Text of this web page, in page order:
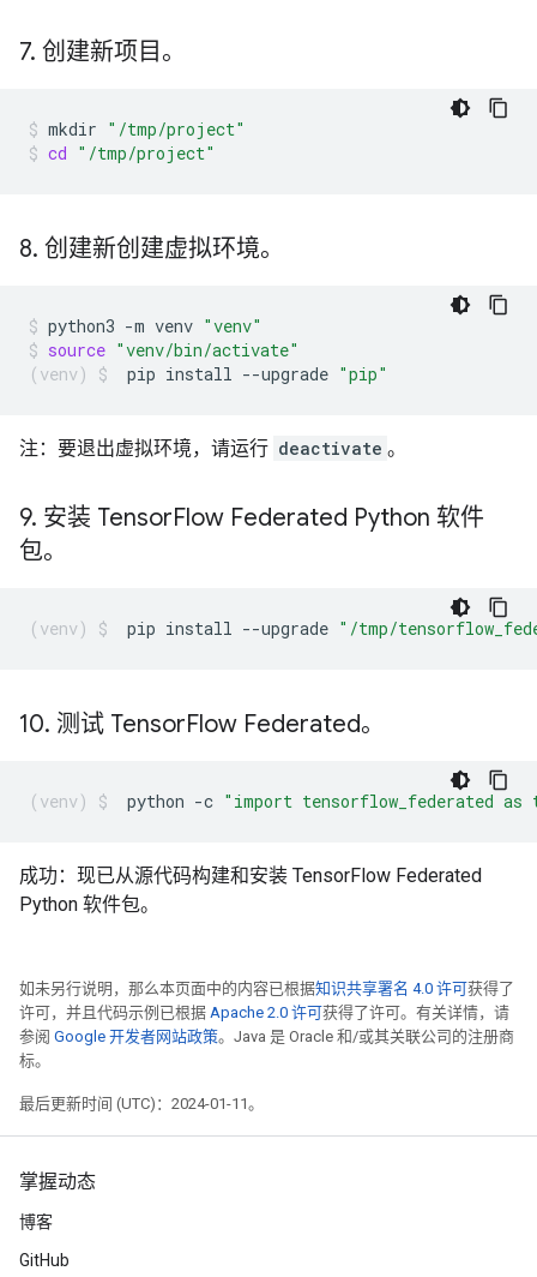
7. 创建新项目。
mkdir "/tmp/project"
cd "/tmp/project"
8. 创建新创建虚拟环境。
python3 -m venv "venv"
source "venv/bin/activate"
pip install --upgrade "pip"
注：要退出虚拟环境，请运行 deactivate 。
9. 安装 TensorFlow Federated Python 软件
包。
pip install --upgrade "/tmp/
10. 测试 TensorFlow Federated。
python -c "import tensorflow_federated
成功：现已从源代码构建和安装 TensorFlow Federated
Python 软件包。
如未另行说明，那么本页面中的内容已根据知识共享署名 4.0 许可获得了
许可，并且代码示例已根据 Apache 2.0 许可获得了许可。有关详情，请
参阅 Google 开发者网站政策。Java 是 Oracle 和/或其关联公司的注册商
标。
最后更新时间 (UTC)：2024-01-11。
掌握动态
博客
GitHub